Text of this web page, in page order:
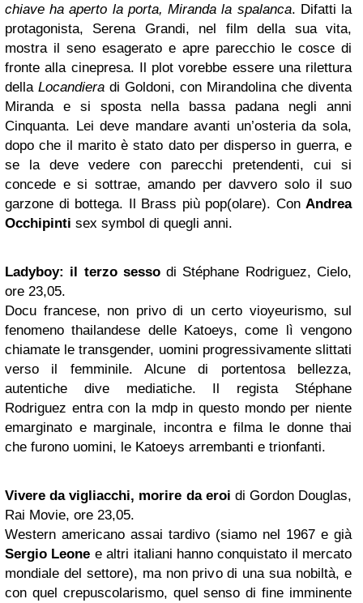
chiave ha aperto la porta, Miranda la spalanca. Difatti la
protagonista, Serena Grandi, nel film della sua vita,
mostra il seno esagerato e apre parecchio le cosce di
fronte alla cinepresa. Il plot vorebbe essere una rilettura
della Locandiera di Goldoni, con Mirandolina che diventa
Miranda e si sposta nella bassa padana negli anni
Cinquanta. Lei deve mandare avanti un’osteria da sola,
dopo che il marito è stato dato per disperso in guerra, e
se la deve vedere con parecchi pretendenti, cui si
concede e si sottrae, amando per davvero solo il suo
garzone di bottega. Il Brass più pop(olare). Con Andrea
Occhipinti sex symbol di quegli anni.
Ladyboy: il terzo sessodi Stéphane Rodriguez, Cielo,
ore 23,05.
Docu francese, non privo di un certo vioyeurismo, sul
fenomeno thailandese delle Katoeys, come lì vengono
chiamate le transgender, uomini progressivamente slittati
verso il femminile. Alcune di portentosa bellezza,
autentiche dive mediatiche. Il regista Stéphane
Rodriguez entra con la mdp in questo mondo per niente
emarginato e marginale, incontra e filma le donne thai
che furono uomini, le Katoeys arrembanti e trionfanti.
Vivere da vigliacchi, morire da eroi di Gordon Douglas,
Rai Movie, ore 23,05.
Western americano assai tardivo (siamo nel 1967 e già
Sergio Leone e altri italiani hanno conquistato il mercato
mondiale del settore), ma non privo di una sua nobiltà, e
con quel crepuscolarismo, quel senso di fine imminente